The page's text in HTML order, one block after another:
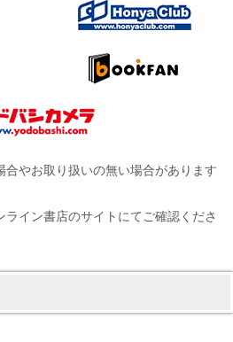
やお取り扱いの無い場合があります
イン書店のサイトにてご確認くださ